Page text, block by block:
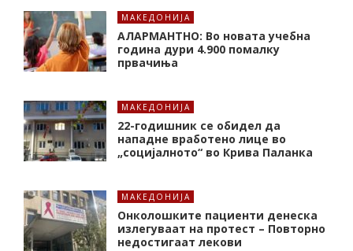
МАКЕДОНИЈА
АЛАРМАНТНО: Во новата учебна
година дури 4.900 помалку
првачиња
МАКЕДОНИЈА
22-годишник се обидел да
нападне вработено лице во
„социјалното“ во Крива Паланка
МАКЕДОНИЈА
Онколошките пациенти денеска
излегуваат на протест – Повторно
недостигаат лекови